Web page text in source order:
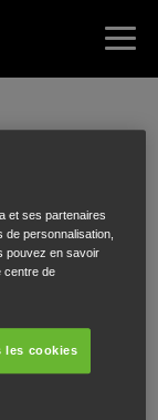
&
et ses partenaires
personnalisation,
pouvez en savoir
centre de
les cookies